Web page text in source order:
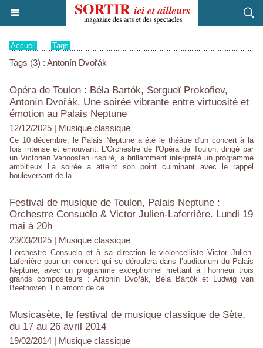
Accueil Tags
Tags (3) : Antonín Dvořák
Opéra de Toulon : Béla Bartók, Sergueï Prokofiev,
Antonín Dvořák. Une soirée vibrante entre virtuosité et
émotion au Palais Neptune
12/12/2025 | Musique classique
Ce 10 décembre, le Palais Neptune a été le théâtre d'un concert à la
fois intense et émouvant. L'Orchestre de l'Opéra de Toulon, dirigé par
un Victorien Vanoosten inspiré, a brillamment interprété un programme
ambitieux La soirée a atteint son point culminant avec le rappel
bouleversant de la...
Festival de musique de Toulon, Palais Neptune :
Orchestre Consuelo & Victor Julien-Laferrière. Lundi 19
mai à 20h
23/03/2025 | Musique classique
L’orchestre Consuelo et à sa direction le violoncelliste Victor Julien-
Laferrière pour un concert qui se déroulera dans l’auditorium du Palais
Neptune, avec un programme exceptionnel mettant à l’honneur trois
grands compositeurs : Antonín Dvořák, Béla Bartók et Ludwig van
Beethoven. En amont de ce...
Musicasète, le festival de musique classique de Sète,
du 17 au 26 avril 2014
19/02/2014 | Musique classique